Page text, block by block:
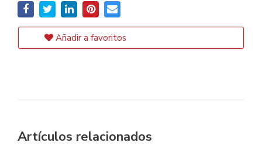
Añadir a favoritos
Artículos relacionados